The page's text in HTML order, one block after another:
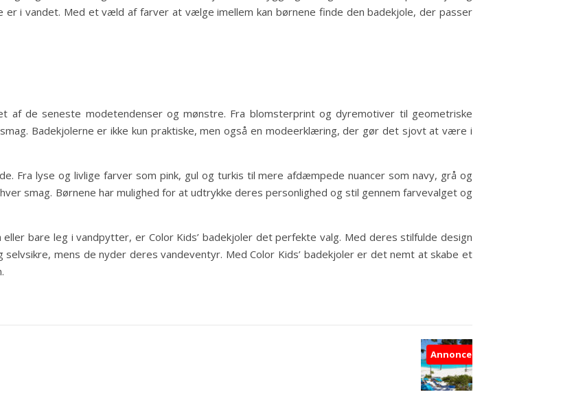
i vandet. Med et væld af farver at vælge imellem kan børnene finde den badekjole, der passer
af de seneste modetendenser og mønstre. Fra blomsterprint og dyremotiver til geometriske
Badekjolerne er ikke kun praktiske, men også en modeerklæring, der gør det sjovt at være i
Fra lyse og livlige farver som pink, gul og turkis til mere afdæmpede nuancer som navy, grå og
smag. Børnene har mulighed for at udtrykke deres personlighed og stil gennem farvevalget og
bare leg i vandpytter, er Color Kids’ badekjoler det perfekte valg. Med deres stilfulde design
mens de nyder deres vandeventyr. Med Color Kids’ badekjoler er det nemt at skabe et
Annonce